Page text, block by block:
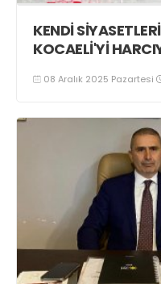
KENDİ
KOCAELİ'Yİ
08 Aralık 2025 Pazartesi